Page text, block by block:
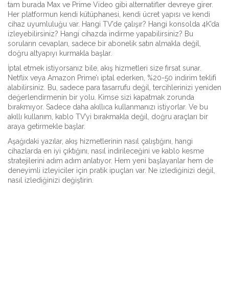
tam burada Max ve Prime Video gibi alternatifler devreye girer.
Her platformun kendi kütüphanesi, kendi ücret yapısı ve kendi
cihaz uyumluluğu var. Hangi TV’de çalışır? Hangi konsolda 4K’da
izleyebilirsiniz? Hangi cihazda indirme yapabilirsiniz? Bu
soruların cevapları, sadece bir abonelik satın almakla değil,
doğru altyapıyı kurmakla başlar.
İptal etmek istiyorsanız bile, akış hizmetleri size fırsat sunar.
Netflix veya Amazon Prime’ı iptal ederken, %20-50 indirim teklifi
alabilirsiniz. Bu, sadece para tasarrufu değil, tercihlerinizi yeniden
değerlendirmenin bir yolu. Kimse sizi kapatmak zorunda
bırakmıyor. Sadece daha akıllıca kullanmanızı istiyorlar. Ve bu
akıllı kullanım, kablo TV’yi bırakmakla değil, doğru araçları bir
araya getirmekle başlar.
Aşağıdaki yazılar, akış hizmetlerinin nasıl çalıştığını, hangi
cihazlarda en iyi çıktığını, nasıl indirileceğini ve kablo kesme
stratejilerini adım adım anlatıyor. Hem yeni başlayanlar hem de
deneyimli izleyiciler için pratik ipuçları var. Ne izlediğinizi değil,
nasıl izlediğinizi değiştirin.